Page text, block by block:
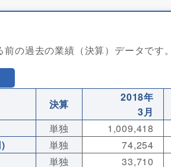
の過去の業績（決算）データです。
決算
2018年
3月
単独 1,009,418
単独 74,254
単独 33,710